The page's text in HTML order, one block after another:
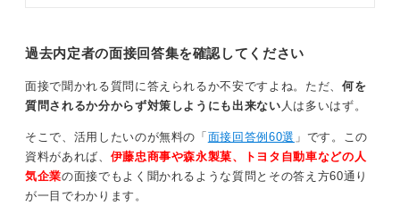
①「私の自分らしさは、○○なところです」と一言で表現
②「たとえば……」と、その自分らしさが表れている具
体的な場面・経験を一つ挙げる （そのときにとった行
動、意識していたこと、工夫したことを簡潔に伝える）
③最後に、この経験から学んだこと・大切にしている価
値観、そして「御社の○○な仕事で、こう活かしていきた
い」と仕事とのつながりで締めくくる
対策をしましょう。
過去内定者の面接回答集を確認してください
面接で聞かれる質問に答えられるか不安ですよね。ただ、 何を
質問されるか分からず対策しようにも出来ない 人は多いはず。
そこで、活用したいのが無料の「 面接回答例60選 」です。この
資料があれば、 伊藤忠商事や森永製菓、トヨタ自動車などの人
気企業の面接でもよく聞かれるような質問とその答え方60通り
が一目でわかります。